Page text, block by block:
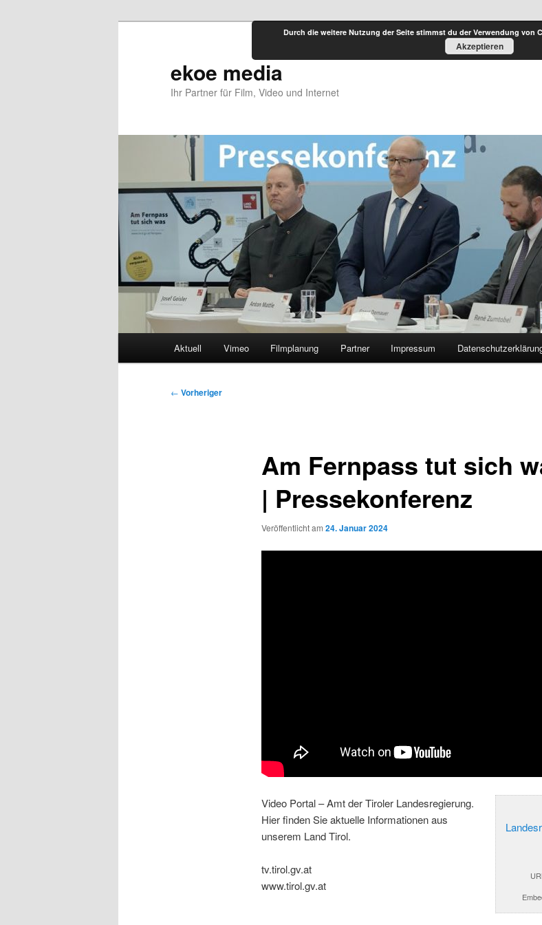
ekoe media
Ihr Partner für Film, Video und Internet
Aktuell Vimeo Filmplanung Partner Impressum
Beitragsnavigation
← Vorheriger
Am Fernpass tut sich
| Pressekonferenz
Veröffentlicht am 24. Januar 2024
Video Portal – Amt der Tiroler Landesregierung.
Hier finden Sie aktuelle Informationen aus
unserem Land Tirol.
tv.tirol.gv.at
www.tirol.gv.at
Durch die weitere Nutzung der Seite stimmst du der Verwendung von
Akzeptieren